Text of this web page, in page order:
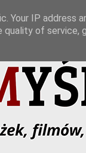
Your IP address
of service,